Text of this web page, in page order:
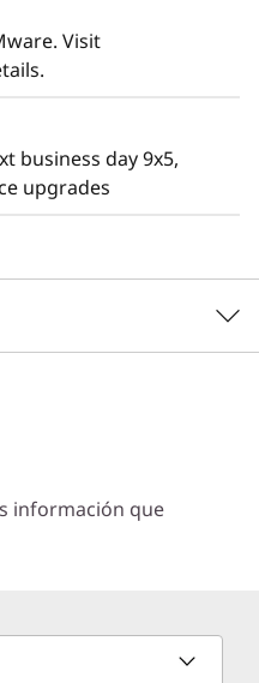
de usuarios
la máquina virtual
eficiencia y
térmicas
aplicaciones de
pueden
Visit
business day 9x5,
upgrades
su empresa.
necesidades
información que